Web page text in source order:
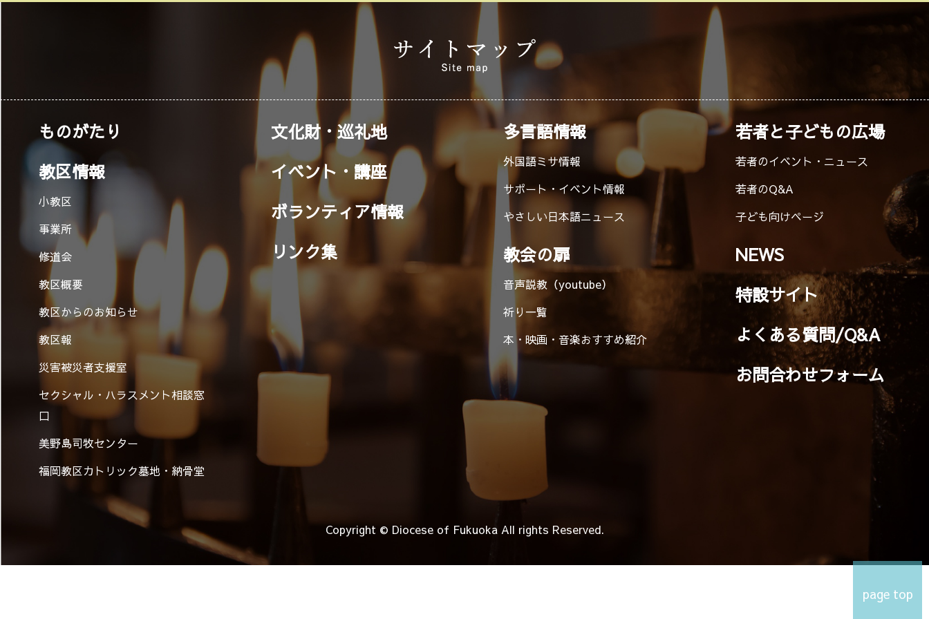
ものがたり
教区情報
小教区
事業所
修道会
教区概要
教区からのお知らせ
教区報
災害被災者支援室
セクシャル・ハラスメント相談窓
口
美野島司牧センター
福岡教区カトリック墓地・納骨堂
文化財・巡礼地
イベント・講座
ボランティア情報
リンク集
多言語情報
外国語ミサ情報
サポート・イベント情報
やさしい日本語ニュース
教会の扉
音声説教（youtube）
祈り一覧
本・映画・音楽おすすめ紹介
若者と子どもの広場
若者のイベント・ニュース
若者のQ&A
子ども向けページ
NEWS
特設サイト
よくある質問/Q&A
お問合わせフォーム
page top
Copyright © Diocese of Fukuoka All rights Reserved.